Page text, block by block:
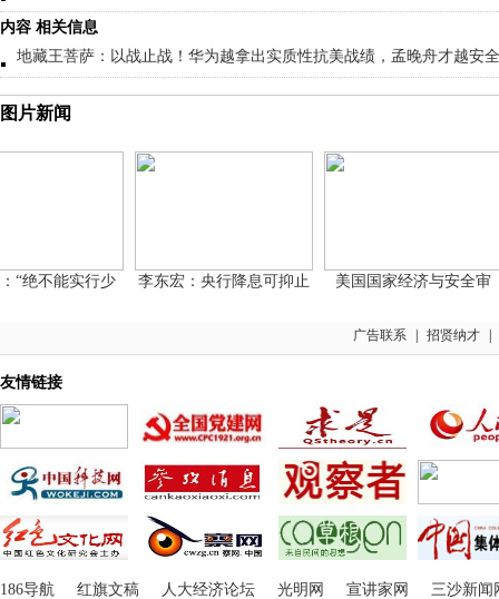
内容 相关信息
地藏王菩萨：以战止战！华为越拿出实质性抗美战绩，孟晚舟才越安
图片新闻
不能实行少 李东宏：央行降息可抑止 美国国家经济与安全审
广告联系 招贤纳才
友情链接
186导航 红旗文稿 人大经济论坛 光明网 宣讲家网
三沙新闻